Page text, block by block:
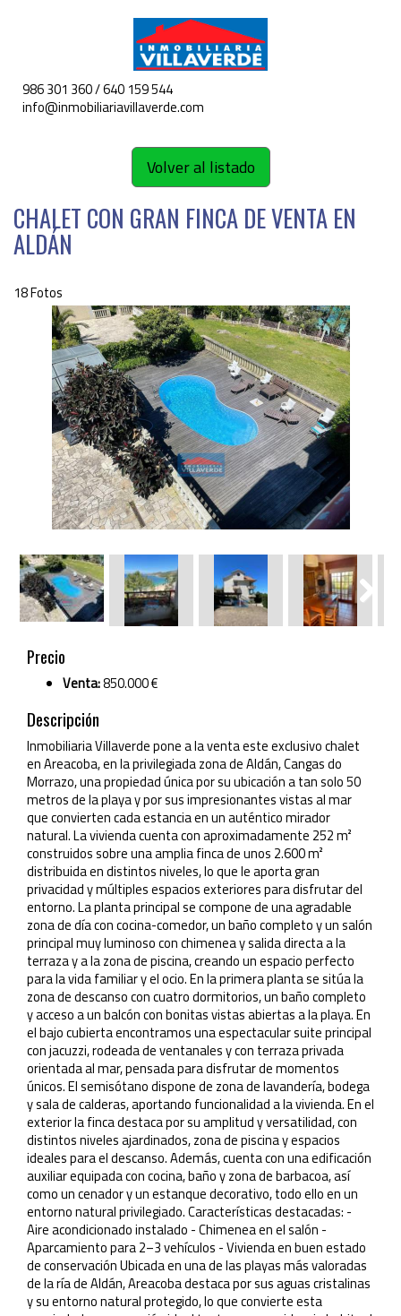
986 301 360 / 640 159 544
info@inmobiliariavillaverde.com
Volver al listado
CHALET CON GRAN FINCA DE VENTA EN
ALDÁN
18 Fotos
Next
Precio
Venta:850.000 €
Descripción
Inmobiliaria Villaverde pone a la venta este exclusivo chalet
en Areacoba, en la privilegiada zona de Aldán, Cangas do
Morrazo, una propiedad única por su ubicación a tan solo 50
metros de la playa y por sus impresionantes vistas al mar
que convierten cada estancia en un auténtico mirador
natural. La vivienda cuenta con aproximadamente 252 m²
construidos sobre una amplia finca de unos 2.600 m²
distribuida en distintos niveles, lo que le aporta gran
privacidad y múltiples espacios exteriores para disfrutar del
entorno. La planta principal se compone de una agradable
zona de día con cocina-comedor, un baño completo y un salón
principal muy luminoso con chimenea y salida directa a la
terraza y a la zona de piscina, creando un espacio perfecto
para la vida familiar y el ocio. En la primera planta se sitúa la
zona de descanso con cuatro dormitorios, un baño completo
y acceso a un balcón con bonitas vistas abiertas a la playa. En
el bajo cubierta encontramos una espectacular suite principal
con jacuzzi, rodeada de ventanales y con terraza privada
orientada al mar, pensada para disfrutar de momentos
únicos. El semisótano dispone de zona de lavandería, bodega
y sala de calderas, aportando funcionalidad a la vivienda. En el
exterior la finca destaca por su amplitud y versatilidad, con
distintos niveles ajardinados, zona de piscina y espacios
ideales para el descanso. Además, cuenta con una edificación
auxiliar equipada con cocina, baño y zona de barbacoa, así
como un cenador y un estanque decorativo, todo ello en un
entorno natural privilegiado. Características destacadas: -
Aire acondicionado instalado - Chimenea en el salón -
Aparcamiento para 2–3 vehículos - Vivienda en buen estado
de conservación Ubicada en una de las playas más valoradas
de la ría de Aldán, Areacoba destaca por sus aguas cristalinas
y su entorno natural protegido, lo que convierte esta